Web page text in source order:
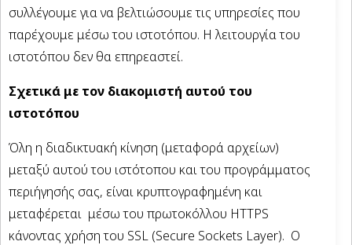
συλλέγουμε για να βελτιώσουμε τις υπηρεσίες που
παρέχουμε μέσω του ιστοτόπου. Η λειτουργία του
ιστοτόπου δεν θα επηρεαστεί.
Σχετικά με τον διακομιστή αυτού του
ιστοτόπου
Όλη η διαδικτυακή κίνηση (μεταφορά αρχείων)
μεταξύ αυτού του ιστότοπου και του προγράμματος
περιήγησής σας, είναι κρυπτογραφημένη και
μεταφέρεται μέσω του πρωτοκόλλου HTTPS
κάνοντας χρήση του SSL (Secure Sockets Layer). Ο